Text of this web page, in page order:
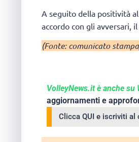
A seguito della positività
accordo con gli avversari,
(Fonte: comunicato
VolleyNews.it è anche su
aggiornamenti e
Clicca QUI e iscriviti al